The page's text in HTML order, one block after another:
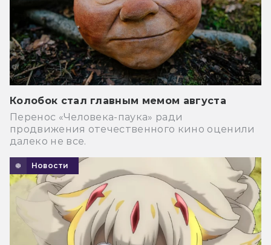
Колобок стал главным мемом августа
Перенос «Человека-паука» ради
продвижения отечественного кино оценили
далеко не все.
Новости